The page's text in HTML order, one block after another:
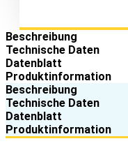
für
Trapezprofile
7,3
x
45,
EPDM-
Alu
lackiert
RAL
Beschreibung
Technische Daten
Datenblatt
Produktinformation
Beschreibung
Technische Daten
Datenblatt
Produktinformation